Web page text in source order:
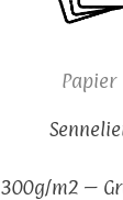
Papier
300g/m2 –